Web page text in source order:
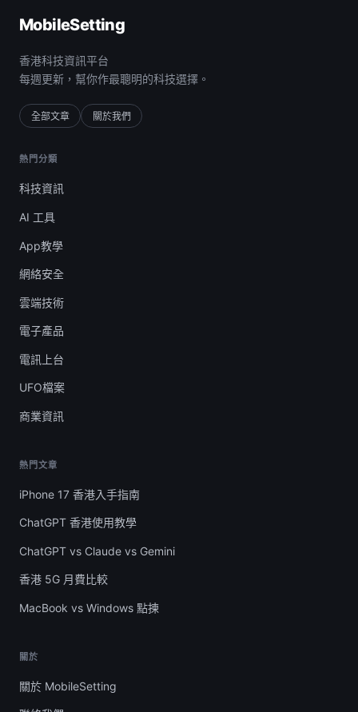
MobileSetting
香港科技資訊平台
每週更新，幫你作最聰明的科技選擇。
全部文章 關於我們
熱門分類
科技資訊
AI 工具
App教學
網絡安全
雲端技術
電子產品
電訊上台
UFO檔案
商業資訊
熱門文章
iPhone 17 香港入手指南
ChatGPT 香港使用教學
ChatGPT vs Claude vs Gemini
香港 5G 月費比較
MacBook vs Windows 點揀
關於
關於 MobileSetting